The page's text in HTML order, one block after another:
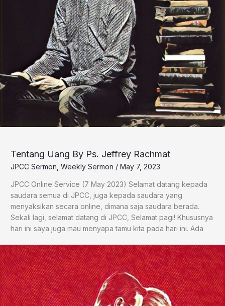
Tentang Uang By Ps. Jeffrey Rachmat
JPCC Sermon Weekly Sermon / May 7, 2023
JPCC Online Service (7 May 2023) Selamat datang kepada
saudara semua di JPCC, juga kepada saudara yang
menyaksikan secara online, dimana saja saudara berada.
Sekali lagi, selamat datang di JPCC, Selamat pagi! Khususnya
hari ini saya juga mau menyapa tamu kita pada hari ini. Ada